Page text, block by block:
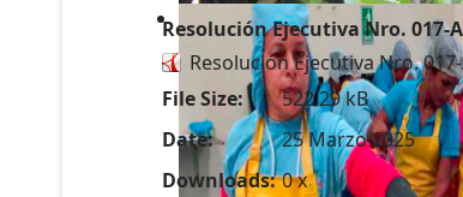
Resolución Ejecutiva Nro. 017-
Resolución Ejecutiva Nro.
File Size:
522.29 kB
Date:
25 Marzo 2025
Downloads: 0 x